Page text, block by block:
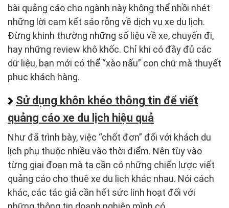
bài quảng cáo cho ngành này không thể nhồi nhét
những lời cam kết sáo rỗng về dịch vụ xe du lịch.
Đừng khinh thường những số liệu về xe, chuyến đi,
hay những review khô khốc. Chỉ khi có đầy đủ các
dữ liệu, bạn mới có thể “xào nấu” con chữ mà thuyết
phục khách hàng.
Sử dụng khôn khéo thông tin để viết
quảng cáo xe du lịch hiệu quả
Như đã trình bày, việc “chốt đơn” đối với khách du
lịch phụ thuộc nhiều vào thời điểm. Nên tùy vào
từng giai đoạn mà ta cần có những chiến lược viết
quảng cáo cho thuê xe du lịch khác nhau. Nói cách
khác, các tác giả cần hết sức linh hoạt đối với